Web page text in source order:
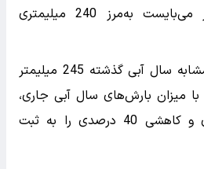
میزان بارش‌ها تا امروز می‌بایست به‌مرز 240 میلیمتری
میزان بارش‌ها در مدت مشابه سال آبی گذشته 245 میلیمتر
میزان بارش‌های سال آبی جاری،
افت حدود 98 میلیمتری و کاهشی 40 درصدی را به ثبت